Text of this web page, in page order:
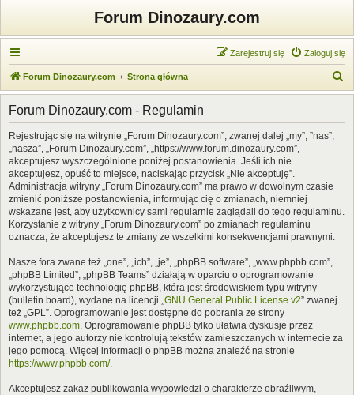
Forum Dinozaury.com
Zaloguj się
Zarejestruj się
Forum Dinozaury.com Strona główna
z
Forum Dinozaury.com - Regulamin
Rejestrując się na witrynie „Forum Dinozaury.com”, zwanej dalej „my”, ”nas”,
„nasza”, „Forum Dinozaury.com”, „https://www.forum.dinozaury.com”,
akceptujesz wyszczególnione poniżej postanowienia. Jeśli ich nie
akceptujesz, opuść to miejsce, naciskając przycisk „Nie akceptuję”.
Administracja witryny „Forum Dinozaury.com” ma prawo w dowolnym czasie
zmienić poniższe postanowienia, informując cię o zmianach, niemniej
wskazane jest, aby użytkownicy sami regularnie zaglądali do tego regulaminu.
Korzystanie z witryny „Forum Dinozaury.com” po zmianach regulaminu
oznacza, że akceptujesz te zmiany ze wszelkimi konsekwencjami prawnymi.
Nasze fora zwane też „one”, „ich”, „je”, „phpBB software”, „www.phpbb.com”,
„phpBB Limited”, „phpBB Teams” działają w oparciu o oprogramowanie
wykorzystujące technologię phpBB, która jest środowiskiem typu witryny
(bulletin board), wydane na licencji „GNU General Public License v2” zwanej
też „GPL”. Oprogramowanie jest dostępne do pobrania ze strony
www.phpbb.com. Oprogramowanie phpBB tylko ułatwia dyskusje przez
internet, a jego autorzy nie kontrolują tekstów zamieszczanych w internecie za
jego pomocą. Więcej informacji o phpBB można znaleźć na stronie
https://www.phpbb.com/.
Akceptujesz zakaz publikowania wypowiedzi o charakterze obraźliwym,